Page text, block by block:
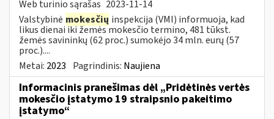
Web turinio sąrašas 2023-11-14
Valstybinė mokesčių inspekcija (VMI) informuoja, kad
likus dienai iki žemės mokesčio termino, 481 tūkst.
žemės savininkų (62 proc.) sumokėjo 34 mln. eurų (57
proc.)....
Metai: 2023 Pagrindinis: Naujiena
Informacinis pranešimas dėl „Pridėtinės vertės
mokesčio įstatymo 19 straipsnio pakeitimo
įstatymo“